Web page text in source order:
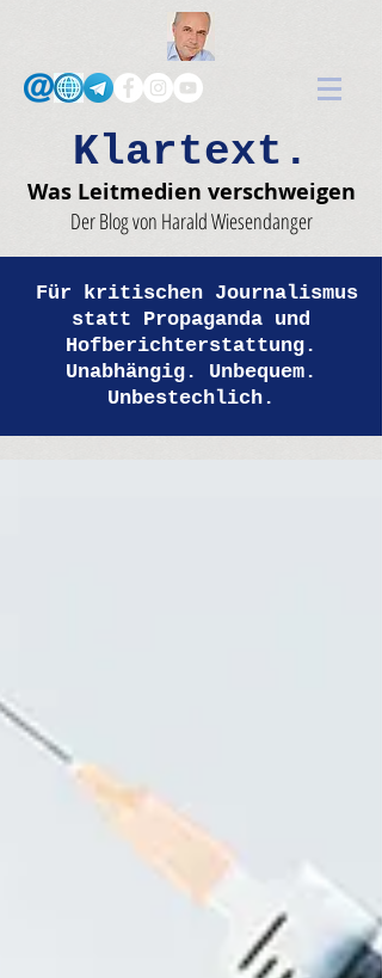
Klartext.
Was Leitmedien verschweigen
Der Blog von Harald Wiesendanger
Für kritischen Journalismus
statt Propaganda und
Hofberichterstattung.
Unabhängig. Unbequem.
Unbestechlich.